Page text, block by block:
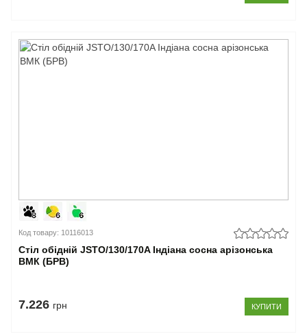
Код товару: 10116013
Стіл обідній JSTO/130/170A Індіана сосна арізонська
ВМК (БРВ)
7.226 грн КУПИТИ